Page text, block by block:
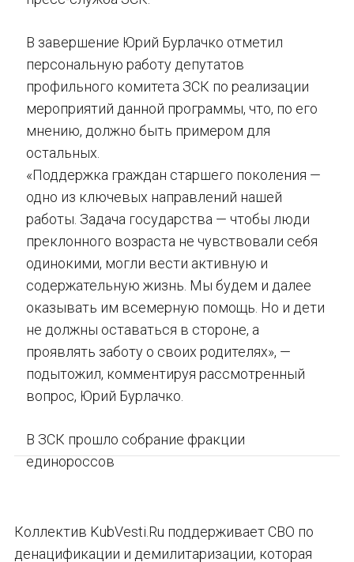
В завершение Юрий Бурлачко отметил
персональную работу депутатов
профильного комитета ЗСК по реализации
мероприятий данной программы, что, по его
мнению, должно быть примером для
остальных.
«Поддержка граждан старшего поколения —
одно из ключевых направлений нашей
работы. Задача государства — чтобы люди
преклонного возраста не чувствовали себя
одинокими, могли вести активную и
содержательную жизнь. Мы будем и далее
оказывать им всемерную помощь. Но и дети
не должны оставаться в стороне, а
проявлять заботу о своих родителях», —
подытожил, комментируя рассмотренный
вопрос, Юрий Бурлачко.
В ЗСК прошло собрание фракции
единороссов
Коллектив KubVesti.Ru поддерживает СВО по
денацификации и демилитаризации, которая